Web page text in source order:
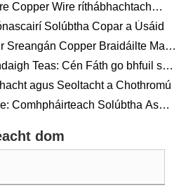
Copper Wire ríthábhachtach
Nua-Aimseartha agus
Solúbtha Copar a Úsáid
Sreangán Copper Braidáilte Maol
Teas: Cén Fáth go bhfuil sé
agus Seoltacht a Chothromú
Comhpháirteach Solúbtha As
dom